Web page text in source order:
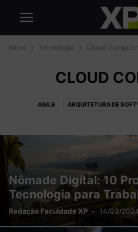
Início Tecnologia Cloud
CLOUD
AGILE ARQUITETURA DE
GESTÃO DE TI INTELIGÊNCIA
UX
Nômade Digital: 10
Tecnologia para
Redação Faculdade XP - 14/03/2024